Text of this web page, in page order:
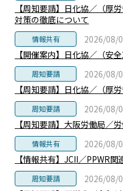
【周知要請】日化協／（厚
対策の徹底について
情報共有 2026/08/
【開催案内】日化協／（安
周知要請 2026/08/
【周知要請】日化協／（厚
周知要請 2026/08/
【周知要請】大阪労働局／
情報共有 2026/08/
【情報共有】JCII／PPWR
周知要請 2026/08/